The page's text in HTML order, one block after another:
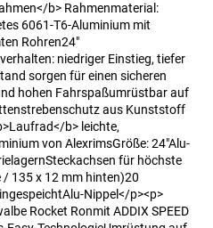
b> Rahmenmaterial:
6061-T6-Aluminium mit
Rohren24"
niedriger Einstieg, tiefer
sorgen für einen sicheren
hohen Fahrspaßumrüstbar auf
aus Kunststoff
b> leichte,
von AlexrimsGröße: 24"Alu-
für höchste
135 x 12 mm hinten)20
Nippel</p><p>
Rocket Ronmit ADDIX SPEED